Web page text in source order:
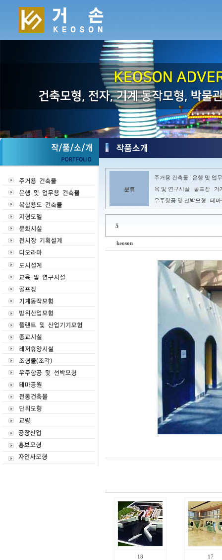
분류
주거용 건축물
은행 및 업
육 및 연구시설
골프장
기
우주항공 및 선박모형
테마
5
keoson
18 17